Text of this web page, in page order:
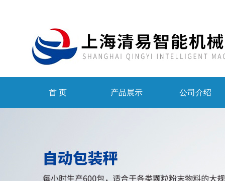
首 页 产品展示 公司介绍